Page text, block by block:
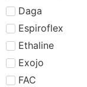
Daga
Espiroflex
Ethaline
Exojo
FAC